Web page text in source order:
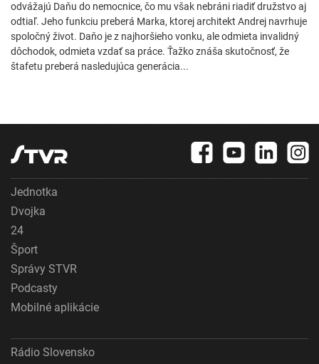
odvážajú Daňu do nemocnice, čo mu však nebráni riadiť družstvo aj
odtiaľ. Jeho funkciu preberá Marka, ktorej architekt Andrej navrhuje
spoločný život. Daňo je z najhoršieho vonku, ale odmieta invalidný
dôchodok, odmieta vzdať sa práce. Ťažko znáša skutočnosť, že
štafetu preberá nasledujúca generácia...
Jednotka
Dvojka
24
Šport
Správy STVR
Podcasty
Mobilné aplikácie
Rádio Slovensko